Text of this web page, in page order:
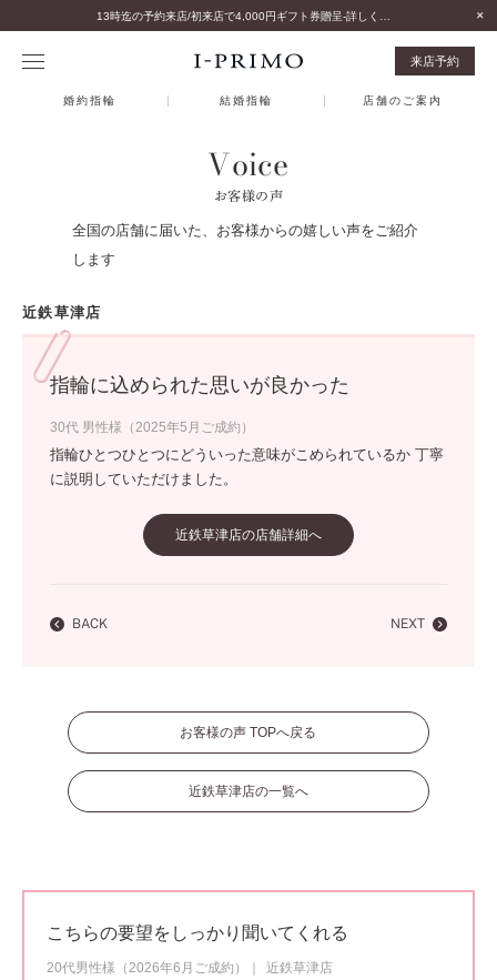
来店予約
婚約指輪 結婚指輪 店舗のご案内
Voice
お客様の声
全国の店舗に届いた、お客様からの嬉しい声をご紹介
します
近鉄草津店
指輪に込められた思いが良かった
30代 男性様（2025年5月ご成約）
指輪ひとつひとつにどういった意味がこめられているか 丁寧
に説明していただけました。
近鉄草津店の店舗詳細へ
BACK NEXT
お客様の声 TOPへ戻る
近鉄草津店の一覧へ
こちらの要望をしっかり聞いてくれる
20代男性様（2026年6月ご成約）
近鉄草津店